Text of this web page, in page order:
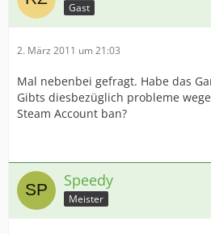
Gast
2. März 2011 um 21:03
Mal nebenbei gefragt. Habe das
Gibts diesbezüglich probleme
Steam Account ban?
Speedy
Meister